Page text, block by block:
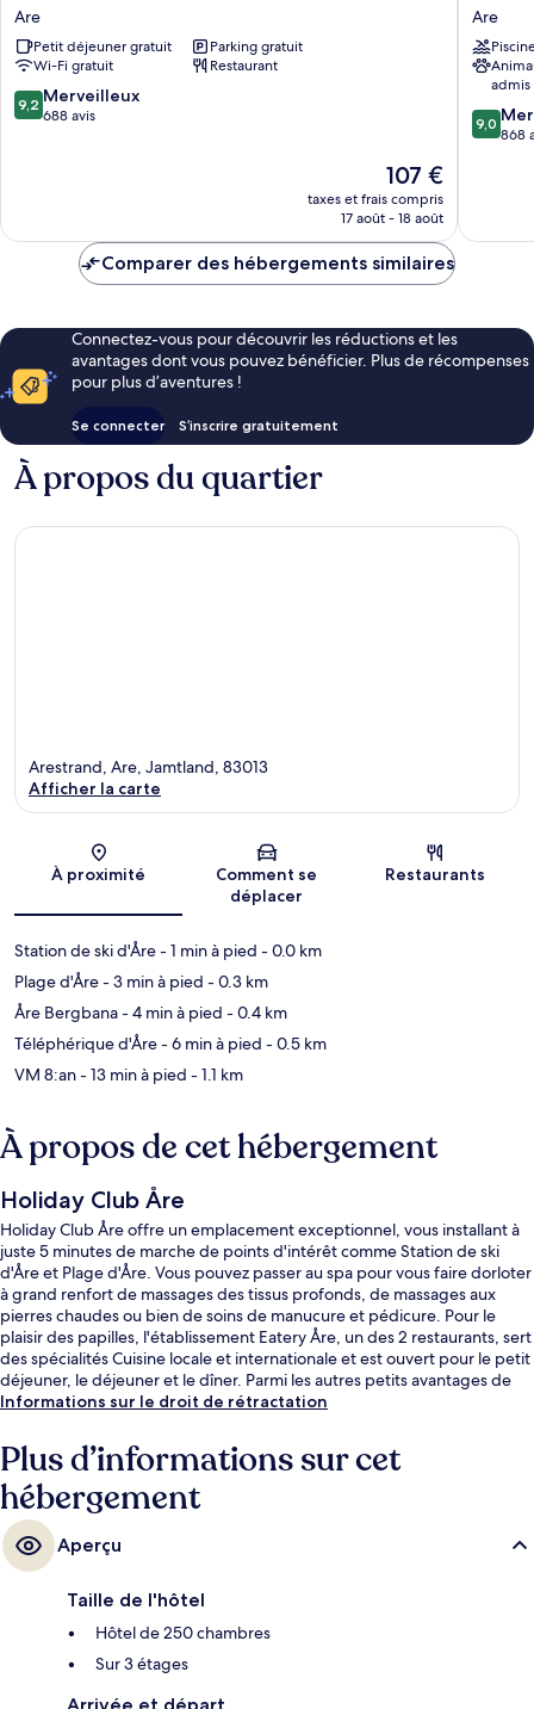
Hotell
&
Restaurang
Are
Are
Petit déjeuner gratuit
Parking gratuit
Wi-Fi gratuit
Restaurant
9.2
sur
9,2 Merveilleux
688 avis
Le
nouveau
prix
de
107 €
taxes et frais compris
17 août - 18 août
Åre
Are
Are
admis
9.0
sur
9,0
868
Comparer des hébergements similaires
Connectez-vous pour découvrir les réductions et les
avantages dont vous pouvez bénéficier. Plus de récompenses
pour plus d’aventures !
Se connecter S’inscrire gratuitement
À propos du quartier
Carte
Arestrand, Are, Jamtland, 83013
Afficher la carte
À proximité
Comment se
déplacer
Restaurants
Station de ski d'Åre- 1 min à pied - 0.0 km
Plage d'Åre- 3 min à pied - 0.3 km
Åre Bergbana- 4 min à pied - 0.4 km
Téléphérique d'Åre- 6 min à pied - 0.5 km
VM 8:an- 13 min à pied - 1.1 km
À propos de cet hébergement
Holiday Club Åre
Holiday Club Åre offre un emplacement exceptionnel, vous installant à
juste 5 minutes de marche de points d'intérêt comme Station de ski
d'Åre et Plage d'Åre. Vous pouvez passer au spa pour vous faire dorloter
à grand renfort de massages des tissus profonds, de massages aux
pierres chaudes ou bien de soins de manucure et pédicure. Pour le
plaisir des papilles, l'établissement Eatery Åre, un des 2 restaurants, sert
des spécialités Cuisine locale et internationale et est ouvert pour le petit
déjeuner, le déjeuner et le dîner. Parmi les autres petits avantages de
cet hébergement figurent 5 piscines couvertes, une piscine extérieure
concerne le personnel attentionné.
Informations sur le droit de rétractation
Plus d’informations sur cet
hébergement
Aperçu
Taille de l'hôtel
Hôtel de 250 chambres
Sur 3 étages